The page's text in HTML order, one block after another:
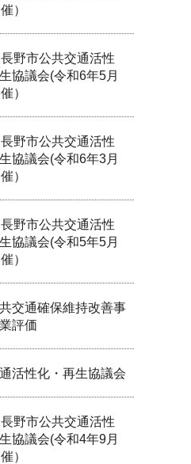
）
野市公共交通活性
協議会(令和6年5月
）
野市公共交通活性
協議会(令和6年3月
）
野市公共交通活性
協議会(令和5年5月
）
交通確保維持改善事
評価
活性化・再生協議会
野市公共交通活性
協議会(令和4年9月
）